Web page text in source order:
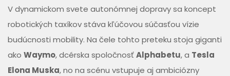
V dynamickom svete autonómnej dopravy sa koncept
robotických taxíkov stáva kľúčovou súčasťou vízie
budúcnosti mobility. Na čele tohto preteku stoja giganti
ako Waymo, dcérska spoločnosťAlphabetu, a Tesla
Elona Muska, no na scénu vstupuje aj ambiciózny